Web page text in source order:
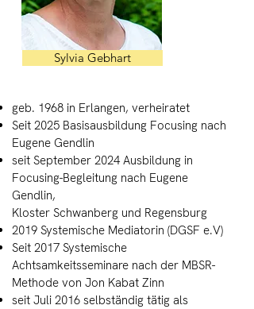
Sylvia Gebhart
geb. 1968 in Erlangen, verheiratet
Seit 2025 Basisausbildung Focusing nach
Eugene Gendlin
seit September 2024 Ausbildung in
Focusing-Begleitung nach Eugene
Gendlin,
Kloster Schwanberg und Regensburg
2019 Systemische Mediatorin (DGSF e.V)
Seit 2017 Systemische
Achtsamkeitsseminare nach der MBSR-
Methode von Jon Kabat Zinn
seit Juli 2016 selbständig tätig als